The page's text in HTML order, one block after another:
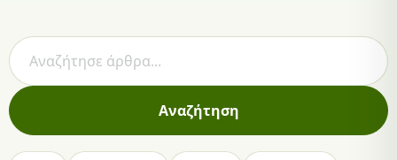
Αναζήτηση άρθρων
Αναζήτηση